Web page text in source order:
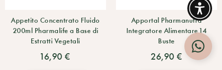
Appetito Concentrato Fluido
200ml Pharmalife a Base di
Estratti Vegetali
16,90 €
Apportal Pharmanutra
Integratore Alimentare 14
Buste
26,90 €